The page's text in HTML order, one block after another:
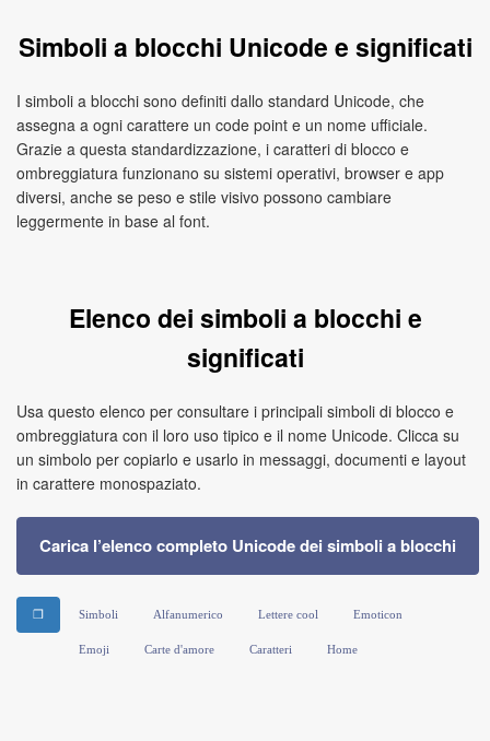
Simboli a blocchi Unicode e significati
I simboli a blocchi sono definiti dallo standard Unicode, che
assegna a ogni carattere un code point e un nome ufficiale.
Grazie a questa standardizzazione, i caratteri di blocco e
ombreggiatura funzionano su sistemi operativi, browser e app
diversi, anche se peso e stile visivo possono cambiare
leggermente in base al font.
Elenco dei simboli a blocchi e
significati
Usa questo elenco per consultare i principali simboli di blocco e
ombreggiatura con il loro uso tipico e il nome Unicode. Clicca su
un simbolo per copiarlo e usarlo in messaggi, documenti e layout
in carattere monospaziato.
Carica l’elenco completo Unicode dei simboli a blocchi
❒ Simboli Alfanumerico Lettere cool Emoticon
Emoji Carte d'amore Caratteri Home